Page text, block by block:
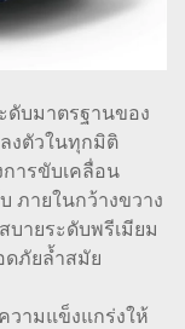
ดับมาตรฐานของ
งตัวในทุกมิติ
ารขับเคลื่อน
ภายในกว้างขวาง
ายระดับพรีเมียม
ดภัยล้ำสมัย
วามแข็งแกร่งให้